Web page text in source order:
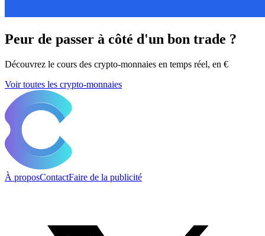
Peur de passer à côté d'un bon trade ?
Découvrez le cours des crypto-monnaies en temps réel, en €
Voir toutes les crypto-monnaies
À proposContactFaire de la publicité